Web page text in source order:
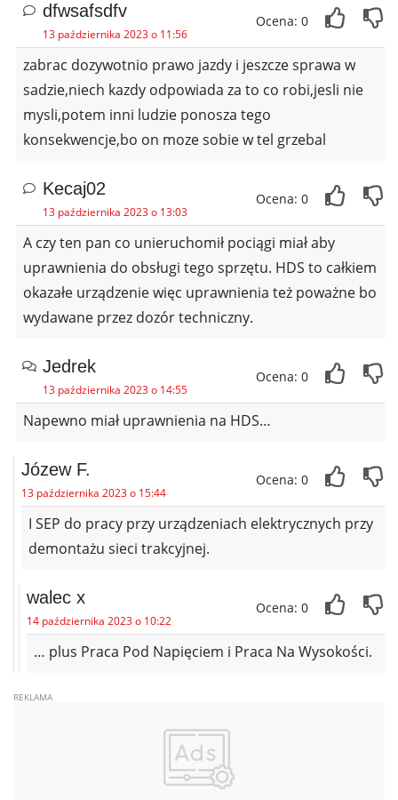
dfwsafsdfv
13 października 2023 o 11:56
Ocena: 0
zabrac dozywotnio prawo jazdy i jeszcze sprawa w
sadzie,niech kazdy odpowiada za to co robi,jesli nie
mysli,potem inni ludzie ponosza tego
konsekwencje,bo on moze sobie w tel grzebal
Kecaj02
13 października 2023 o 13:03
Ocena: 0
A czy ten pan co unieruchomił pociągi miał aby
uprawnienia do obsługi tego sprzętu. HDS to całkiem
okazałe urządzenie więc uprawnienia też poważne bo
wydawane przez dozór techniczny.
Jedrek
13 października 2023 o 14:55
Ocena: 0
Napewno miał uprawnienia na HDS…
Józew F.
13 października 2023 o 15:44
Ocena: 0
I SEP do pracy przy urządzeniach elektrycznych przy
demontażu sieci trakcyjnej.
walec x
14 października 2023 o 10:22
Ocena: 0
… plus Praca Pod Napięciem i Praca Na Wysokości.